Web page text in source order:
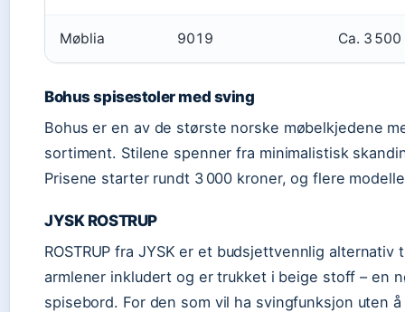
Møblia 9019 Ca. 3 500
Bohus spisestoler med sving
Bohus er en av de største norske møbelkjedene
sortiment. Stilene spenner fra minimalistisk
Prisene starter rundt 3 000 kroner, og flere
JYSK ROSTRUP
ROSTRUP fra JYSK er et budsjettvennlig
armlener inkludert og er trukket i beige stoff – en
spisebord. For den som vil ha svingfunksjon uten